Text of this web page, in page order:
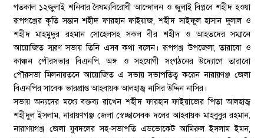
গতকাল ১২জুলাই শনিবার বৈষম্যবিরোধী আন্দোলন ও জুলাই বিপ্লবে শহীদ হওয়া
রূপগঞ্জের কৃতি সন্তান শহীদ ফারহান ফাইয়াজ, শহীদ সাইফুল হাসান দুলাল ও
শহীদ মাহমুদুর রহমান সোহেলসহ সকল বীর শহীদ ও আহতদের সম্মানে
আয়োজিত স্মরণ সভায় তিনি এসব কথা বলেন। রূপগঞ্জ উপজেলা, তারাবো ও
কাঞ্চন পৌরসভার বিএনপি, অঙ্গ ও সহযোগী সংগঠনের উদ্যোগে তারাবো
পৌরসভা মিলনায়তনে আয়োজিত এ সভায় সভাপতিত্ব করেন নারায়ণঞ্জ জেলা
বিএনপির সাবেক ভারপ্রাপ্ত আহবায়ক আলহাজ্ব নাসির উদ্দিন নাসির।
সভায় অন্যদের মধ্যে বক্তব্য রাখেন শহীদ ফারহান ফাইয়াজের পিতা আলহাজ্ব
শহীদুল ইসলাম, নারায়ণগঞ্জ জেলা স্বেচ্ছাসেবক দলের আহবায়ক মাহবুবুর রহমান,
নারাণয়গঞ্জ জেলা যুবদলের সহ-সভাপতি এডভোকেট আমিরুল ইসলাম ইমন,